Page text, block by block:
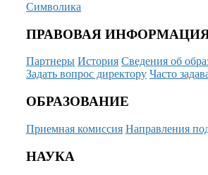
Символика
ПРАВОВАЯ
Партнеры История Сведения об
Задать вопрос директору Часто
ОБРАЗОВАНИЕ
Приемная комиссия Направления
НАУКА